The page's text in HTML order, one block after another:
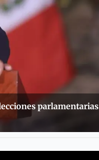
parlamentarias